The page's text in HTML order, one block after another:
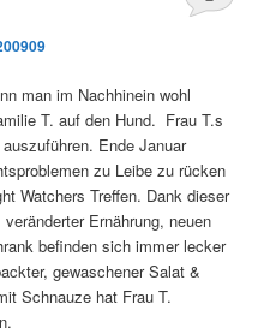
man im Nachhinein wohl
T. auf den Hund. Frau T.s
Ende Januar
zu Leibe zu rücken
Watchers Treffen. Dank dieser
Ernährung, neuen
befinden sich immer lecker
gewaschener Salat &
Schnauze hat Frau T.